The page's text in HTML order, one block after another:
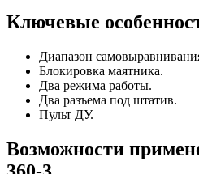
Ключевые
Диапазон
Блокировка маятника.
Два режима работы.
Два разъема под штатив.
Пульт ДУ.
Возможности